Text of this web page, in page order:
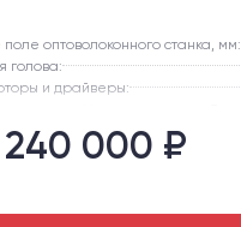
оптоволоконного станка, мм:
голова:
и драйверы:
оси Х:
излучателя:
240 000 ₽